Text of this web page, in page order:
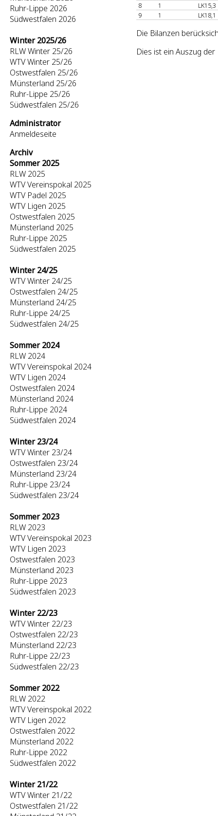
Ruhr-Lippe 2026
Südwestfalen 2026
Winter 2025/26
RLW Winter 25/26
WTV Winter 25/26
Ostwestfalen 25/26
Münsterland 25/26
Ruhr-Lippe 25/26
Südwestfalen 25/26
Administrator
Anmeldeseite
Archiv
Sommer 2025
RLW 2025
WTV Vereinspokal 2025
WTV Padel 2025
WTV Ligen 2025
Ostwestfalen 2025
Münsterland 2025
Ruhr-Lippe 2025
Südwestfalen 2025
Winter 24/25
WTV Winter 24/25
Ostwestfalen 24/25
Münsterland 24/25
Ruhr-Lippe 24/25
Südwestfalen 24/25
Sommer 2024
RLW 2024
WTV Vereinspokal 2024
WTV Ligen 2024
Ostwestfalen 2024
Münsterland 2024
Ruhr-Lippe 2024
Südwestfalen 2024
Winter 23/24
WTV Winter 23/24
Ostwestfalen 23/24
Münsterland 23/24
Ruhr-Lippe 23/24
Südwestfalen 23/24
Sommer 2023
RLW 2023
WTV Vereinspokal 2023
WTV Ligen 2023
Ostwestfalen 2023
Münsterland 2023
Ruhr-Lippe 2023
Südwestfalen 2023
Winter 22/23
WTV Winter 22/23
Ostwestfalen 22/23
Münsterland 22/23
Ruhr-Lippe 22/23
Südwestfalen 22/23
Sommer 2022
RLW 2022
WTV Vereinspokal 2022
WTV Ligen 2022
Ostwestfalen 2022
Münsterland 2022
Ruhr-Lippe 2022
Südwestfalen 2022
Winter 21/22
WTV Winter 21/22
Ostwestfalen 21/22
8
1
LK15,3
9
1 LK18,1
Die Bilanzen
Dies ist ein Auszug